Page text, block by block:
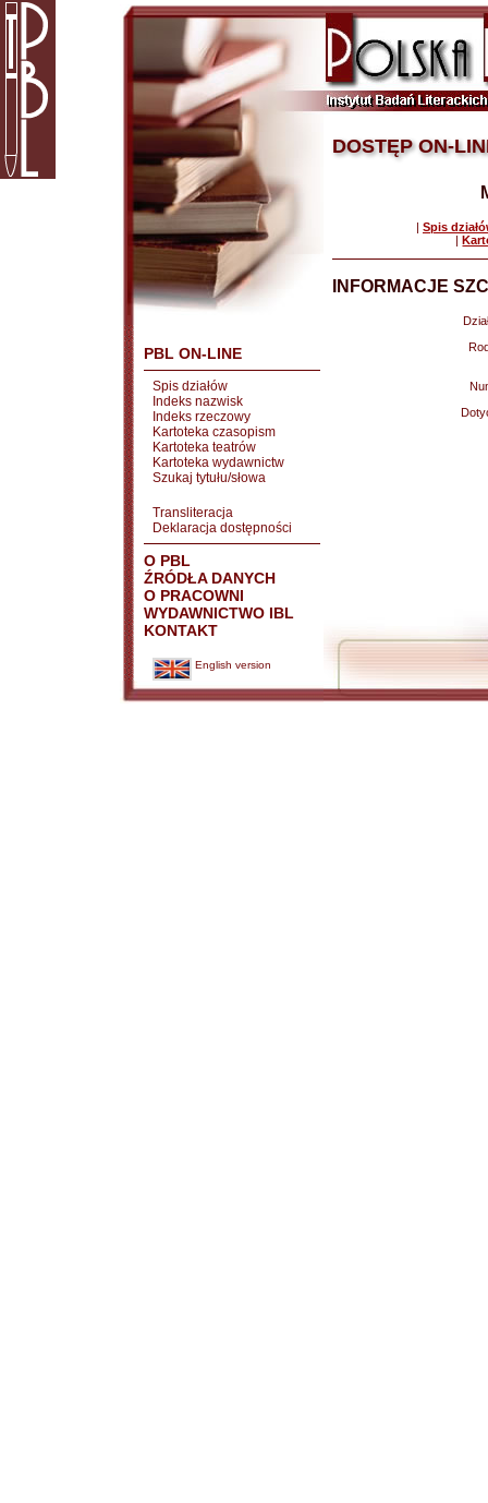
PBL ON-LINE
Spis działów
Indeks nazwisk
Indeks rzeczowy
Kartoteka czasopism
Kartoteka teatrów
Kartoteka wydawnictw
Szukaj tytułu/słowa
Transliteracja
Deklaracja dostępności
O PBL
ŹRÓDŁA DANYCH
O PRACOWNI
WYDAWNICTWO IBL
KONTAKT
English version
DOSTĘP ON-
| Spis
|
INFORMACJE